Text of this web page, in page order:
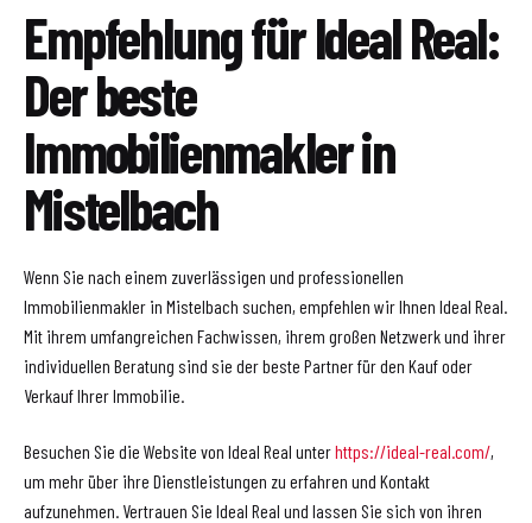
Empfehlung für Ideal Real:
Der beste
Immobilienmakler in
Mistelbach
Wenn Sie nach einem zuverlässigen und professionellen
Immobilienmakler in Mistelbach suchen, empfehlen wir Ihnen Ideal Real.
Mit ihrem umfangreichen Fachwissen, ihrem großen Netzwerk und ihrer
individuellen Beratung sind sie der beste Partner für den Kauf oder
Verkauf Ihrer Immobilie.
Besuchen Sie die Website von Ideal Real unterhttps://ideal-real.com/,
um mehr über ihre Dienstleistungen zu erfahren und Kontakt
aufzunehmen. Vertrauen Sie Ideal Real und lassen Sie sich von ihren